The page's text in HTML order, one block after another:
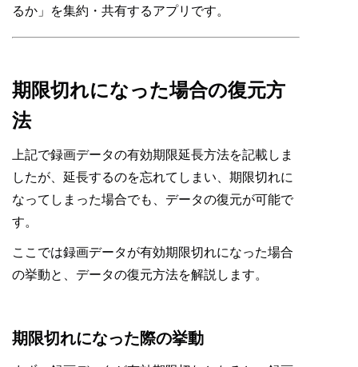
るか」を集約・共有するアプリです。
期限切れになった場合の復元方
法
上記で録画データの有効期限延長方法を記載しま
したが、延長するのを忘れてしまい、期限切れに
なってしまった場合でも、データの復元が可能で
す。
ここでは録画データが有効期限切れになった場合
の挙動と、データの復元方法を解説します。
期限切れになった際の挙動